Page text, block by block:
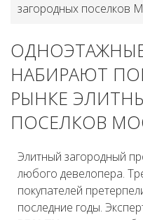
загородных поселков
НАБИРАЮТ
РЫНКЕ
ПОСЕЛКОВ
Элитный загородный
любого девелопера.
покупателей
последние годы.